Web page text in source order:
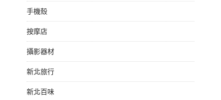
手機殼
按摩店
攝影器材
新北旅行
新北百味